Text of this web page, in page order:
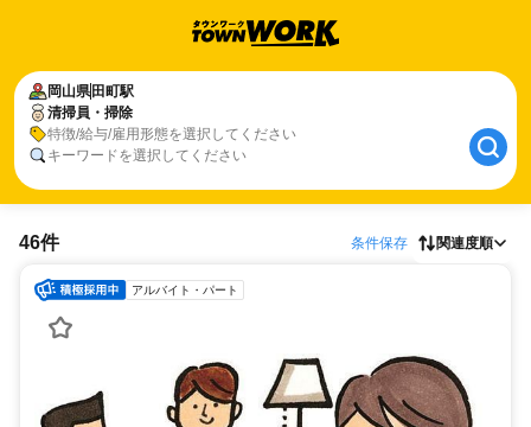
岡山県 田町駅
清掃員・掃除
特徴/給与/雇用形態を選択してください
キーワードを選択してください
46件 条件保存 関連度順
アルバイト・パート